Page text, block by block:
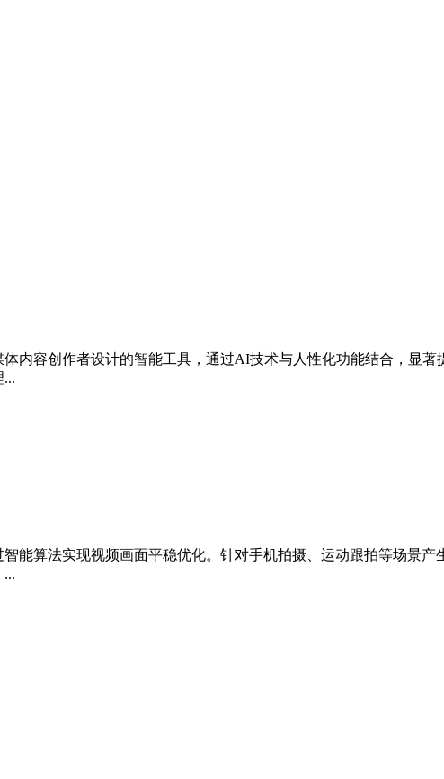
内容创作者设计的智能工具，通过AI技术与人性化功能结合，显
...
能算法实现视频画面平稳优化。针对手机拍摄、运动跟拍等场景